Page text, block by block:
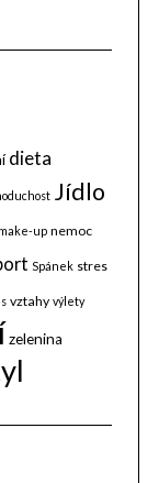
dieta
Jídlo
make-up nemoc
Spánek stres
vztahy výlety
zelenina